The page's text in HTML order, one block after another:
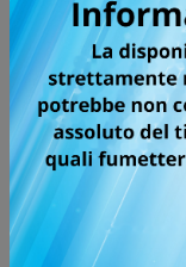
Shonen
Pagina 5 di 146